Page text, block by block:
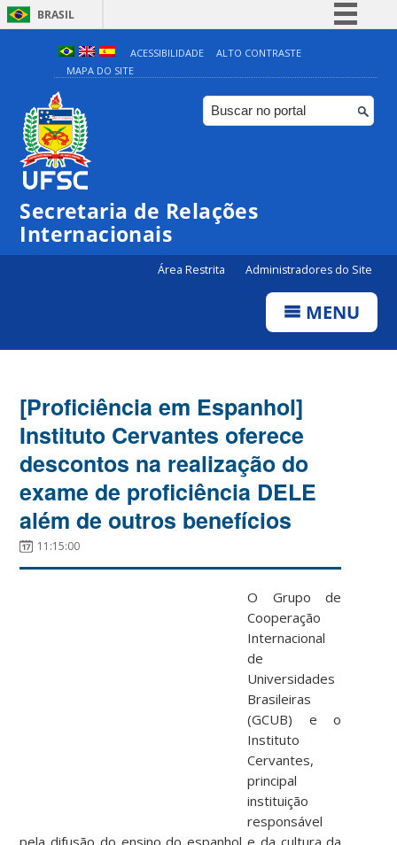
BRASIL
Simplifique!
Comunica BR
Participe
ACESSIBILIDADE
ALTO CONTRASTE
MAPA DO SITE
Secretaria de Relações
Internacionais
Área Restrita Administradores do Site
MENU
[Proficiência em Espanhol]
Instituto Cervantes oferece
descontos na realização do
exame de proficiência DELE
além de outros benefícios
11:15:00
O Grupo de
Cooperação
Internacional
de
Universidades
Brasileiras
(GCUB) e o
Instituto
Cervantes,
principal
instituição
responsável
pela difusão do ensino do espanhol e da cultura da